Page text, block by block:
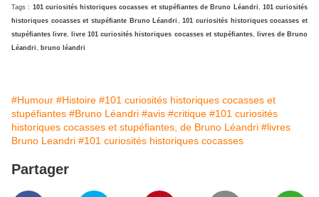
Tags : 101 curiosités historiques cocasses et stupéfiantes de Bruno Léandri, 101 curiosités
historiques cocasses et stupéfiante Bruno Léandri ,101 curiosités historiques cocasses et
stupéfiantes livre, livre 101 curiosités historiques cocasses et stupéfiantes,
livres de Bruno
Léandri, bruno léandri
#Humour #Histoire #101 curiosités historiques cocasses et
stupéfiantes #Bruno Léandri #avis #critique #101 curiosités
historiques cocasses et stupéfiantes, de Bruno Léandri #livres
Bruno Leandri #101 curiosités historiques cocasses
Partager